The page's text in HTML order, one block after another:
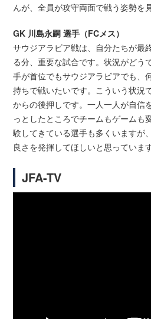
んが、全員が攻守両面で戦う姿勢を
GK 川島永嗣 選手（FCメス）
サウジアラビア戦は、自分たちが最
る分、重要な試合です。状況がどう
手が首位でもサウジアラビアでも、
持ちで戦いたいです。こういう状況
からの後押しです。一人一人が自信
っとしたところでチームもゲームも
験してきている選手も多くいますが
良さを発揮してほしいと思っています
JFA-TV